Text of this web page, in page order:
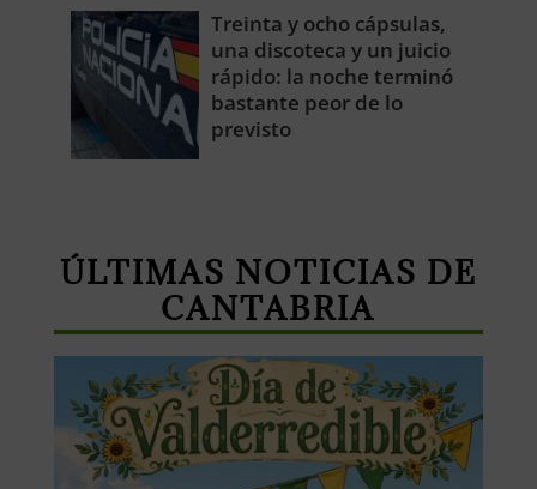
Treinta y ocho cápsulas,
una discoteca y un juicio
rápido: la noche terminó
bastante peor de lo
previsto
ÚLTIMAS NOTICIAS DE
CANTABRIA